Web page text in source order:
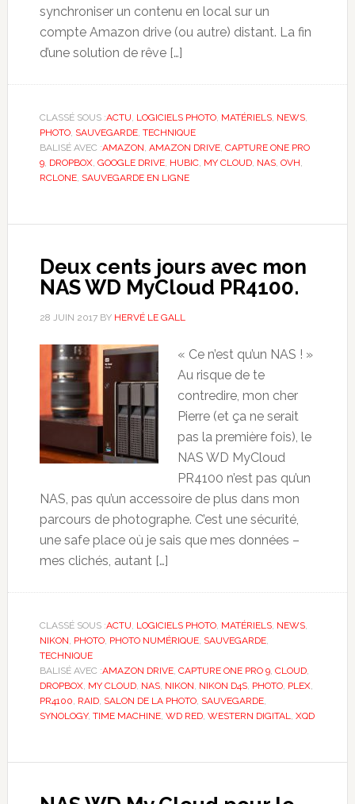
synchroniser un contenu en local sur un
compte Amazon drive (ou autre) distant. La fin
d’une solution de rêve […]
CLASSÉ SOUS :ACTU LOGICIELS PHOTO, MATÉRIELS, NEWS,
PHOTO, SAUVEGARDE, TECHNIQUE
BALISÉ AVEC :AMAZON AMAZON DRIVE, CAPTURE ONE PRO
9, DROPBOX, GOOGLE DRIVE, HUBIC, MY CLOUD, NAS, OVH
RCLONE, SAUVEGARDE EN LIGNE
Deux cents jours avec mon
NAS WD MyCloud PR4100.
28 JUIN 2017BY HERVÉ LE GALL
« Ce n’est qu’un NAS ! »
Au risque de te
contredire, mon cher
Pierre (et ça ne serait
pas la première fois), le
NAS WD MyCloud
PR4100 n’est pas qu’un
NAS, pas qu’un accessoire de plus dans mon
parcours de photographe. C’est une sécurité,
une safe place où je sais que mes données –
mes clichés, autant […]
CLASSÉ SOUS :ACTU LOGICIELS PHOTO, MATÉRIELS, NEWS,
NIKON PHOTO, PHOTO NUMÉRIQUE, SAUVEGARDE,
TECHNIQUE
BALISÉ AVEC :AMAZON DRIVE, CAPTURE ONE PRO 9, CLOUD,
DROPBOX, MY CLOUD, NAS, NIKON NIKON D4S, PHOTO, PLEX,
PR4100 RAID, SALON DE LA PHOTO, SAUVEGARDE,
SYNOLOGY, TIME MACHINE, WD RED, WESTERN DIGITAL XQD